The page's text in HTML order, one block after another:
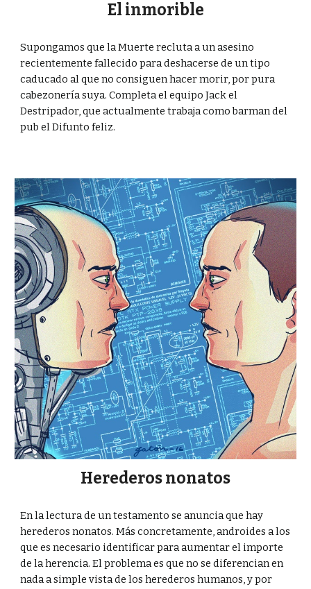
El inmorible
Supongamos que la Muerte recluta a un asesino
recientemente fallecido para deshacerse de un tipo
caducado al que no consiguen hacer morir, por pura
cabezonería suya. Completa el equipo Jack el
Destripador, que actualmente trabaja como barman del
pub el Difunto feliz.
Herederos nonatos
En la lectura de un testamento se anuncia que hay
herederos nonatos. Más concretamente, androides a los
que es necesario identificar para aumentar el importe
de la herencia. El problema es que no se diferencian en
nada a simple vista de los herederos humanos, y por